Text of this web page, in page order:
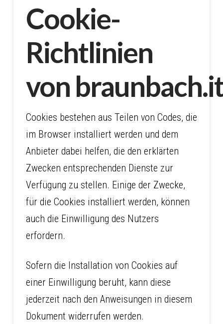
Cookie-
Richtlinien
von
Cookies bestehen aus Teilen von Codes, die
im Browser installiert werden und dem
Anbieter dabei helfen, die den erklärten
Zwecken entsprechenden Dienste zur
Verfügung zu stellen. Einige der Zwecke,
für die Cookies installiert werden, können
auch die Einwilligung des Nutzers
erfordern.
Sofern die Installation von Cookies auf
einer Einwilligung beruht, kann diese
jederzeit nach den Anweisungen in diesem
Dokument widerrufen werden.